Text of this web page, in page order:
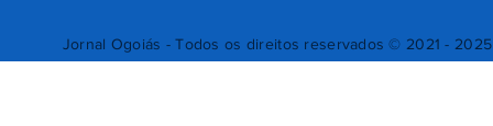
Jornal Ogoiás - Todos os direitos reservados © 2021 - 2025